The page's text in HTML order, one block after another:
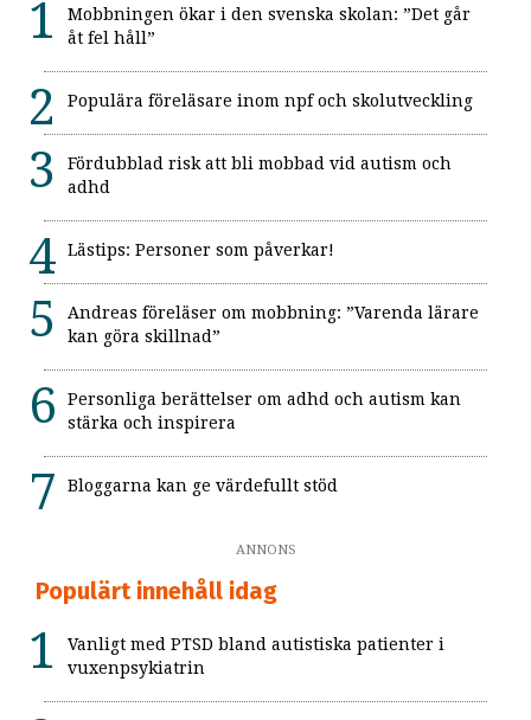
Mobbningen ökar i den svenska skolan: ”Det går
åt fel håll”
Populära föreläsare inom npf och skolutveckling
Fördubblad risk att bli mobbad vid autism och
adhd
Lästips: Personer som påverkar!
Andreas föreläser om mobbning: ”Varenda lärare
kan göra skillnad”
Personliga berättelser om adhd och autism kan
stärka och inspirera
Bloggarna kan ge värdefullt stöd
ANNONS
Populärt innehåll idag
Vanligt med PTSD bland autistiska patienter i
vuxenpsykiatrin